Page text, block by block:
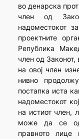
во денарска
член од
надоместокот
проектните
Република
член од
на овој член
нивно
постапка иста
надоместокот
на истиот член,
може да се
правното лице